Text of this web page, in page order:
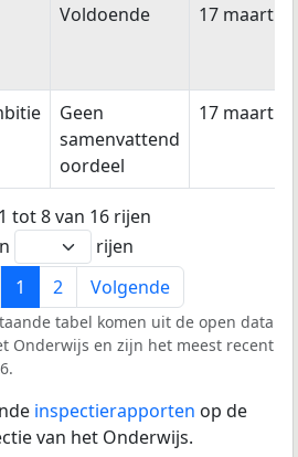
Voldoende 17 maart
Geen
samenvattend
oordeel
17 maart
tot 8 van 16 rijen
rijen
1 2 Volgende
tabel komen uit de open data
Onderwijs en zijn het meest recent
inspectierapporten op de
van het Onderwijs.